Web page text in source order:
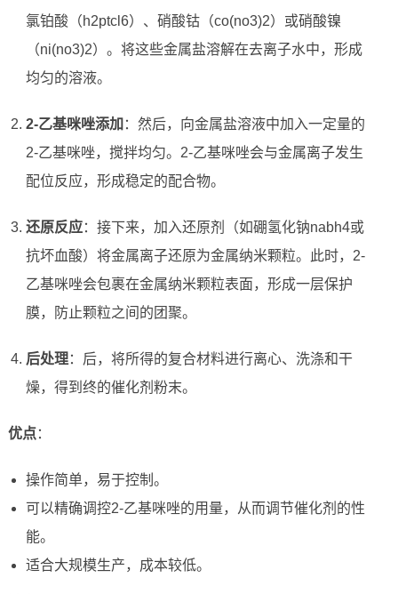
氯铂酸（h2ptcl6）、硝酸钴（co(no3)2）或硝酸镍
（ni(no3)2）。将这些金属盐溶解在去离子水中，形成
均匀的溶液。
2-乙基咪唑添加 ：然后，向金属盐溶液中加入一定量的
2-乙基咪唑，搅拌均匀。2-乙基咪唑会与金属离子发生
配位反应，形成稳定的配合物。
还原反应：接下来，加入还原剂（如硼氢化钠nabh4或
抗坏血酸）将金属离子还原为金属纳米颗粒。此时，2-
乙基咪唑会包裹在金属纳米颗粒表面，形成一层保护
膜，防止颗粒之间的团聚。
后处理：后，将所得的复合材料进行离心、洗涤和干
燥，得到终的催化剂粉末。
优点：
操作简单，易于控制。
可以精确调控2-乙基咪唑的用量，从而调节催化剂的性
能。
适合大规模生产，成本较低。